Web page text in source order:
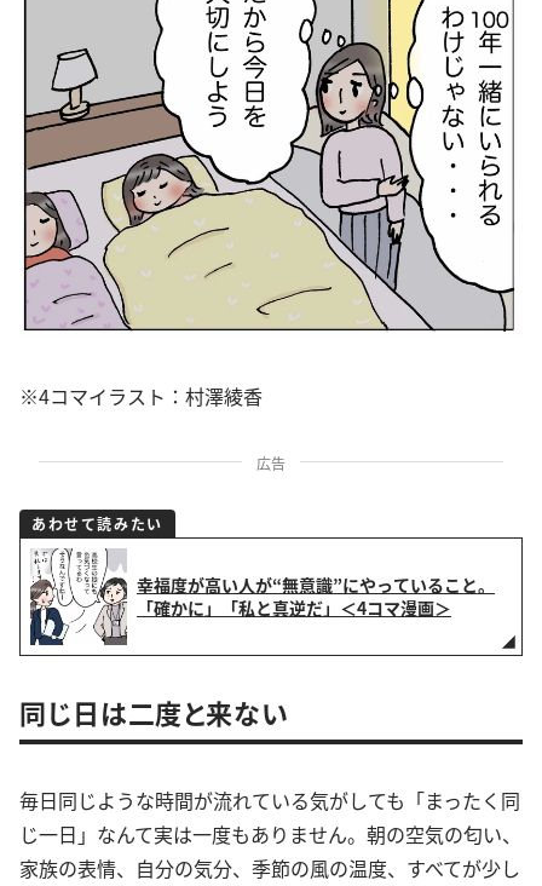
※4コマイラスト：村澤綾香
広告
あわせて読みたい
幸福度が高い人が“無意識”にやっていること。
「確かに」「私と真逆だ」＜4コマ漫画＞
同じ日は二度と来ない
毎日同じような時間が流れている気がしても「まったく同
じ一日」なんて実は一度もありません。朝の空気の匂い、
家族の表情、自分の気分、季節の風の温度、すべてが少し